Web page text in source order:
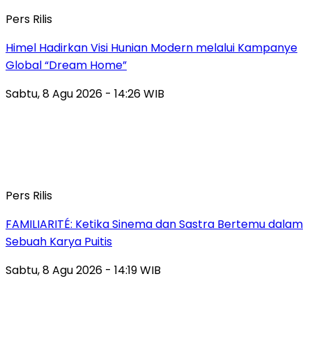
Pers Rilis
Himel Hadirkan Visi Hunian Modern melalui Kampanye
Global “Dream Home”
Sabtu, 8 Agu 2026 - 14:26 WIB
Pers Rilis
FAMILIARITÉ: Ketika Sinema dan Sastra Bertemu dalam
Sebuah Karya Puitis
Sabtu, 8 Agu 2026 - 14:19 WIB